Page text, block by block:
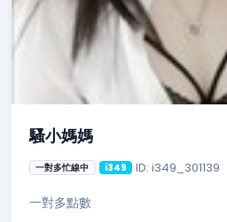
騷小媽媽
一對多忙線中 i349 ID: i349_301139
一對多點數